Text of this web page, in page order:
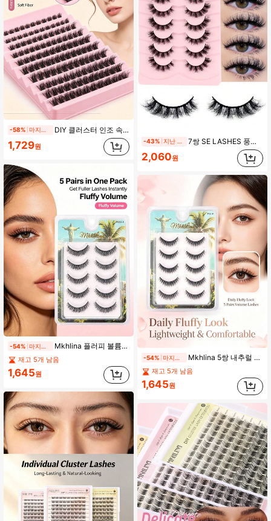
-58% DIY 클러스터 인조 속눈썹 DD 컬, 싱글 스트랜드 플러피 스타일, 10줄 10-16MM 혼합 길이, 부드러운 내추럴 플러피, 홈 싱글 스트랜드 속눈썹 연장
1,729원
-54% Mkhlina 플러피 볼륨 인조 속눈썹 5쌍 (PY256F)
재고 5개 남음
1,645원
-43% 7쌍 SE LASHES 풍성한 풀 스트립 속눈썹, 교차 섬유, 카메라 준비 효과, 자연스러운 부드러운 인조 밍크, 재사용 가능, 방수, 초보자에게 이상적, 카니발, 축제 및 일상 착용에 완벽
2,060원
-54% Mkhlina 5쌍 내추럴 숏 플러피 볼륨 생생한 인조 속눈썹, 부드럽고 재사용 가능한 데일리용 (PT21F)
재고 5개 남음
1,645원